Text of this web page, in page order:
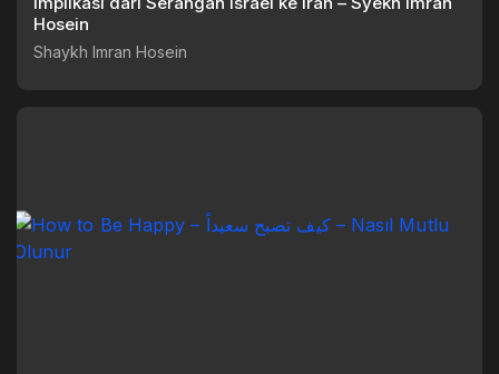
Hosein
Shaykh Imran Hosein